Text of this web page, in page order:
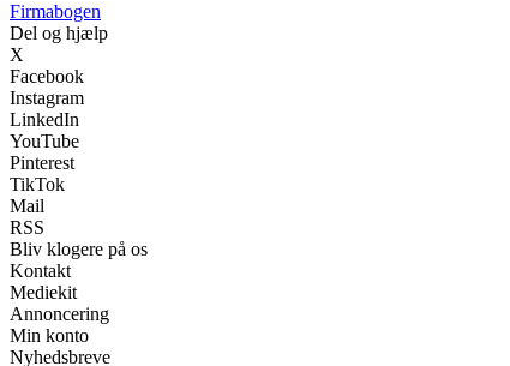
Firmabogen
Del og hjælp
X
Facebook
Instagram
LinkedIn
YouTube
Pinterest
TikTok
Mail
RSS
Bliv klogere på os
Kontakt
Mediekit
Annoncering
Min konto
Nyhedsbreve